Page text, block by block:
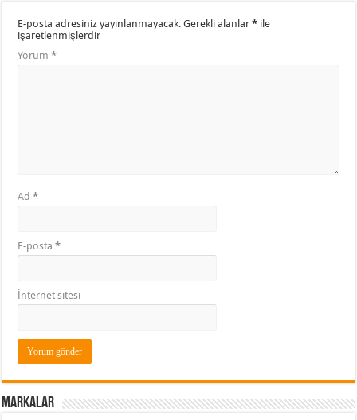
E-posta adresiniz yayınlanmayacak. Gerekli alanlar* ile
işaretlenmişlerdir
Yorum*
Ad*
E-posta*
İnternet sitesi
Markalar